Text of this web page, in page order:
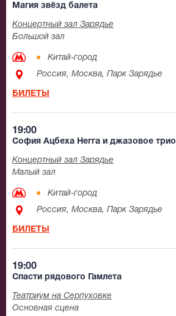
Магия звёзд балета
Концертный зал Зарядье
Большой зал
Китай-город
Россия, Москва, Парк Зарядье
БИЛЕТЫ
19:00
София Ацбеха Негга и джазовое трио
Концертный зал Зарядье
Малый зал
Китай-город
Россия, Москва, Парк Зарядье
БИЛЕТЫ
19:00
Спасти рядового Гамлета
Театриум на Серпуховке
Основная сцена